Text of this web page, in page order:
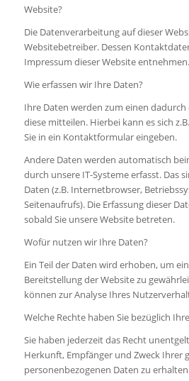
Website?
Die Datenverarbeitung auf dieser
Websitebetreiber. Dessen
Impressum dieser Website entnehmen.
Wie erfassen wir Ihre Daten?
Ihre Daten werden zum einen dadurch
diese mitteilen. Hierbei kann es sich
Sie in ein Kontaktformular eingeben.
Andere Daten werden automatisch
durch unsere IT-Systeme erfasst. Das
Daten (z.B. Internetbrowser,
Seitenaufrufs). Die Erfassung dieser
sobald Sie unsere Website betreten.
Wofür nutzen wir Ihre Daten?
Ein Teil der Daten wird erhoben, um
Bereitstellung der Website zu
können zur Analyse Ihres
Welche Rechte haben Sie bezüglich
Sie haben jederzeit das Recht
Herkunft, Empfänger und Zweck Ihrer
personenbezogenen Daten zu